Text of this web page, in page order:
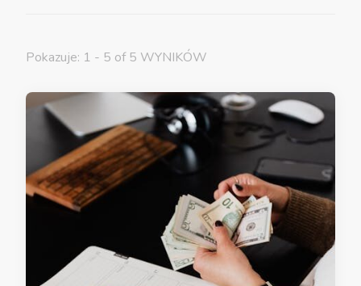
Pokazuje: 1 - 5 of 5 WYNIKÓW